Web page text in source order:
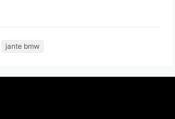
jante bmw